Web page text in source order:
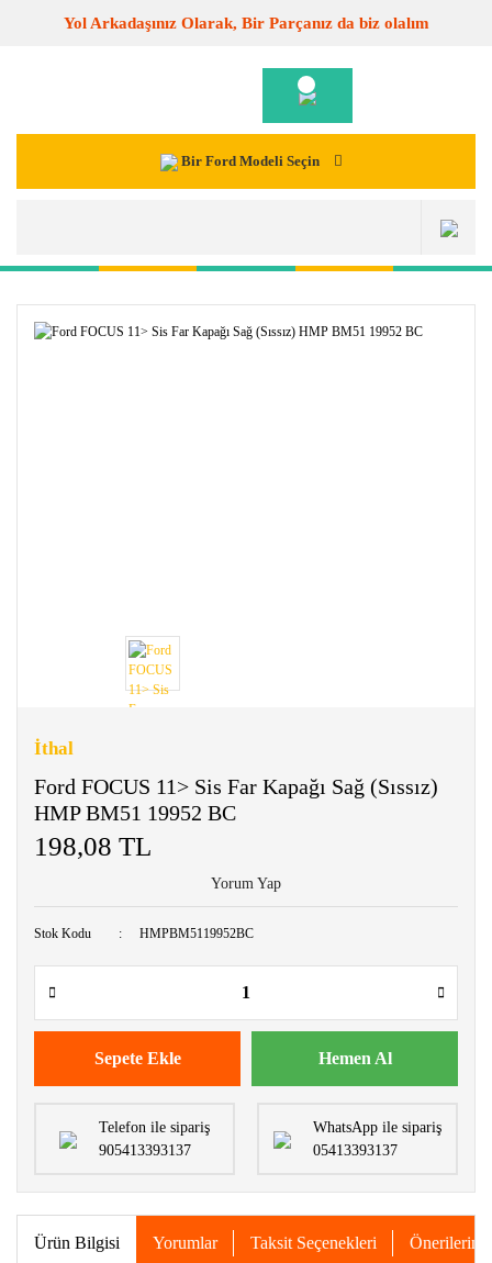
Yol Arkadaşınız Olarak, Bir Parçanız da biz olalım
Bir Ford Modeli Seçin
İthal
Ford FOCUS 11> Sis Far Kapağı Sağ (Sıssız)
HMP BM51 19952 BC
198,08 TL
Yorum Yap
Stok Kodu HMPBM5119952BC
Sepete Ekle Hemen Al
Telefon ile sipariş
905413393137
WhatsApp ile sipariş
05413393137
Ürün Bilgisi Yorumlar Taksit Seçenekleri Önerileriniz